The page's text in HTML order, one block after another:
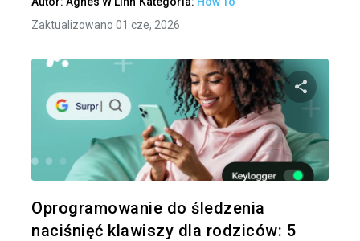
Zaktualizowano 01 cze, 2026
Oprogramowanie do śledzenia
naciśnięć klawiszy dla rodziców: 5